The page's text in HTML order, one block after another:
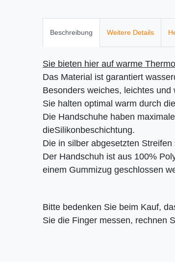
Beschreibung Weitere Details
Sie bieten hier auf warme
Das Material ist garantiert
Besonders weiches, leichtes und
Sie halten optimal warm durch
Die Handschuhe haben
dieSilikonbeschichtung.
Die in silber abgesetzten
Der Handschuh ist aus 100%
einem Gummizug geschlossen
Bitte bedenken Sie beim Kauf,
Sie die Finger messen, rechnen